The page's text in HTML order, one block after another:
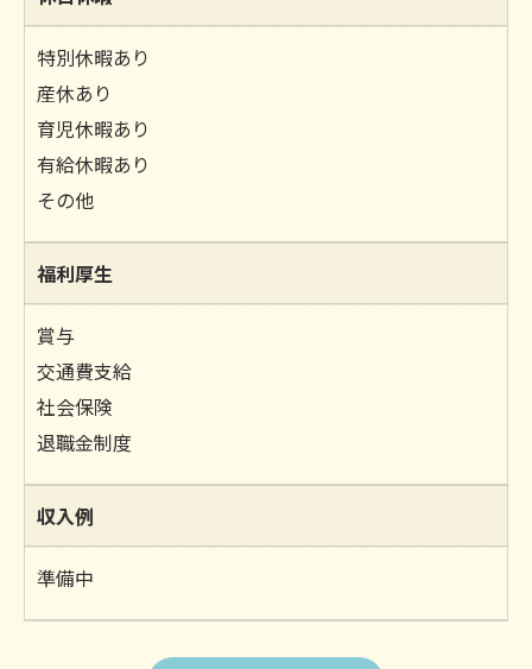
特別休暇あり
産休あり
育児休暇あり
有給休暇あり
その他
福利厚生
賞与
交通費支給
社会保険
退職金制度
収入例
準備中